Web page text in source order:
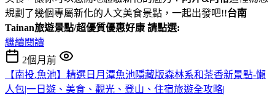
規劃了幾個專屬新化的人文美食景點，一起出發吧!!台南
Tainan旅遊景點/超優質優惠好康 請點選:
繼續閱讀
2個月前
【南投.魚池】精選日月潭魚池隱藏版森林系和茶香新景點-懶
人包|一日遊、美食、觀光、登山、住宿旅遊全攻略|